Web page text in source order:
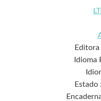
Idioma
Estado